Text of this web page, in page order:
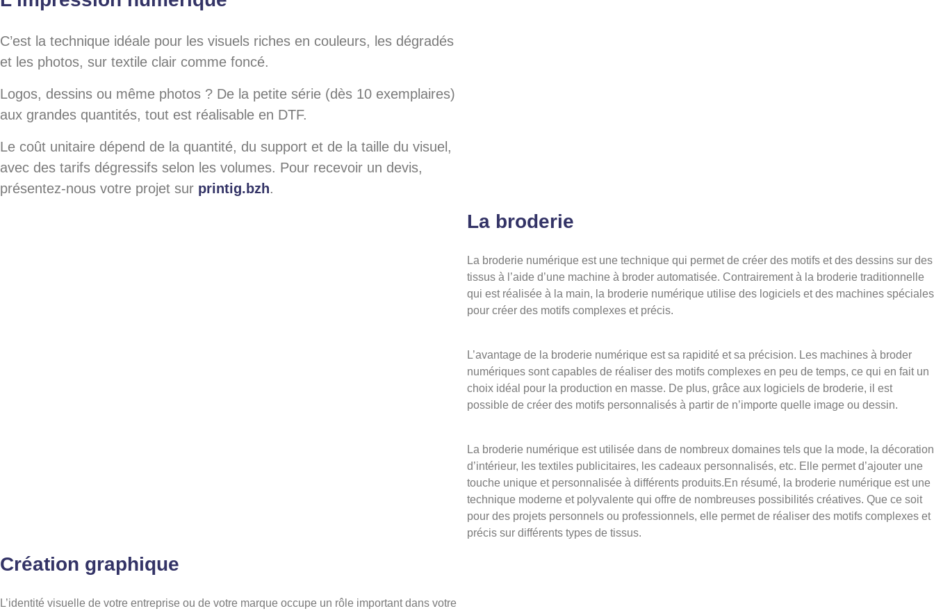
C’est la technique idéale pour les visuels riches en couleurs, les dégradés
et les photos, sur textile clair comme foncé.
Logos, dessins ou même photos ? De la petite série (dès 10 exemplaires)
aux grandes quantités, tout est réalisable en DTF.
Le coût unitaire dépend de la quantité, du support et de la taille du visuel,
avec des tarifs dégressifs selon les volumes. Pour recevoir un devis,
présentez-nous votre projet sur printig.bzh.
La broderie
La broderie numérique est une technique qui permet de créer des motifs et des dessins sur des
tissus à l’aide d’une machine à broder automatisée. Contrairement à la broderie traditionnelle
qui est réalisée à la main, la broderie numérique utilise des logiciels et des machines spéciales
pour créer des motifs complexes et précis.
L’avantage de la broderie numérique est sa rapidité et sa précision. Les machines à broder
numériques sont capables de réaliser des motifs complexes en peu de temps, ce qui en fait un
choix idéal pour la production en masse. De plus, grâce aux logiciels de broderie, il est
possible de créer des motifs personnalisés à partir de n’importe quelle image ou dessin.
La broderie numérique est utilisée dans de nombreux domaines tels que la mode, la décoration
d’intérieur, les textiles publicitaires, les cadeaux personnalisés, etc. Elle permet d’ajouter une
touche unique et personnalisée à différents produits.En résumé, la broderie numérique est une
technique moderne et polyvalente qui offre de nombreuses possibilités créatives. Que ce soit
pour des projets personnels ou professionnels, elle permet de réaliser des motifs complexes et
précis sur différents types de tissus.
Création graphique
L’identité visuelle de votre entreprise ou de votre marque occupe un rôle important dans votre